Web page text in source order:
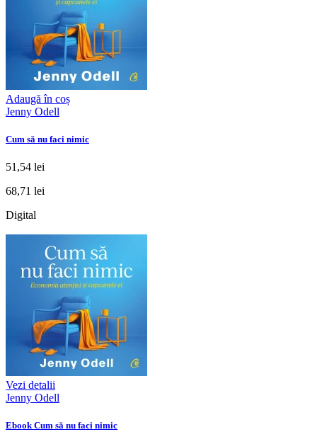
Adaugă în coș
Jenny Odell
Cum să nu faci nimic
51,54 lei
68,71 lei
Digital
Vezi detalii
Jenny Odell
Ebook Cum să nu faci nimic